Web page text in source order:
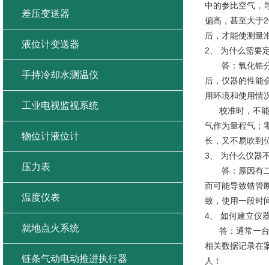
中的参比空气，
偏高，甚至大于
后，才能使测量
2、 为什么需要
答：氧化锆分
后，仪器的性能
用环境和使用情
校准时，不能
气作为量程气；
长，又不易吹到
3、 为什么仪器
答：原因有二
而可能导致锆管
致，使用一段时
4、 如何建立仪
答：通常一台
相关数据记录在
人！
差压变送器
液位计变送器
手持冷却水测温仪
工业电视监视系统
物位计液位计
压力表
温度仪表
就地点火系统
链条气动电动推进执行器